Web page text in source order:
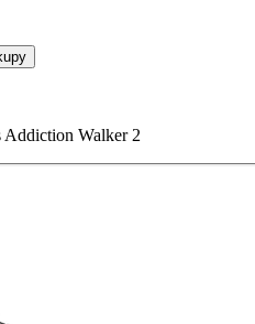
Addiction Walker 2